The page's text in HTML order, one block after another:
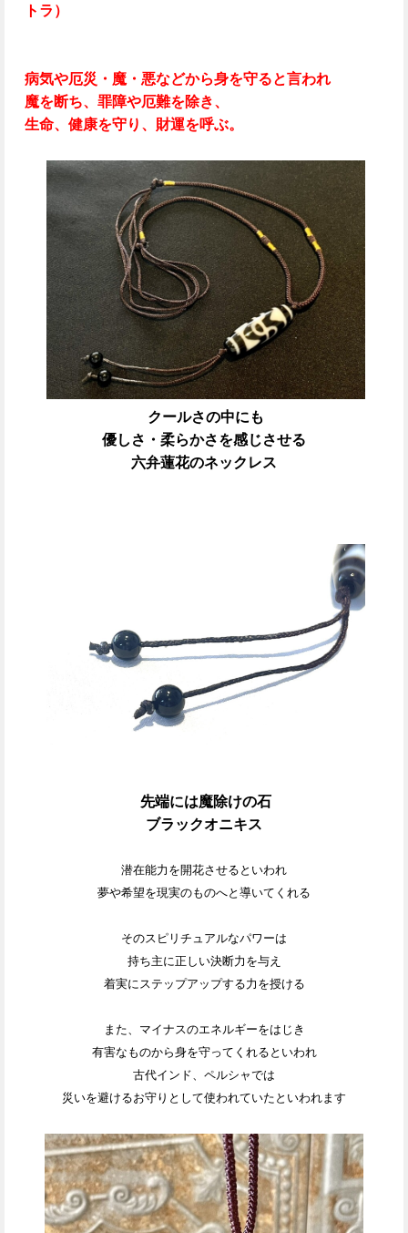
トラ）
病気や厄災・魔・悪などから身を守ると言われ
魔を断ち、罪障や厄難を除き、
生命、健康を守り、財運を呼ぶ。
クールさの中にも
優しさ・柔らかさを感じさせる
六弁蓮花のネックレス
先端には魔除けの石
ブラックオニキス
潜在能力を開花させるといわれ
夢や希望を現実のものへと導いてくれる
そのスピリチュアルなパワーは
持ち主に正しい決断力を与え
着実にステップアップする力を授ける
また、マイナスのエネルギーをはじき
有害なものから身を守ってくれるといわれ
古代インド、ペルシャでは
災いを避けるお守りとして使われていたといわれます